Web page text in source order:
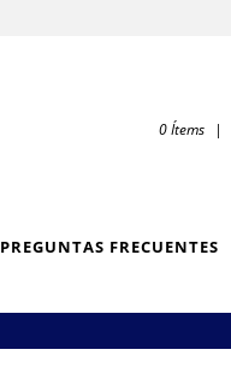
0Ítems |
PREGUNTAS FRECUENTES